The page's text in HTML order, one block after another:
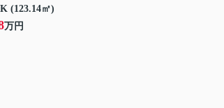
(123.14㎡)
万円